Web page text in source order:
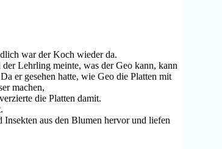
war der Koch wieder da.
Lehrling meinte, was der Geo kann, kann
er gesehen hatte, wie Geo die Platten mit
machen,
die Platten damit.
aus den Blumen hervor und liefen